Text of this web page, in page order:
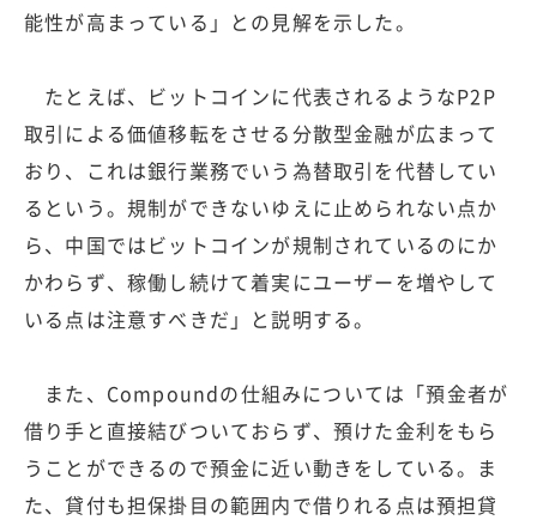
能性が高まっている」との見解を示した。
たとえば、ビットコインに代表されるようなP2P
取引による価値移転をさせる分散型金融が広まって
おり、これは銀行業務でいう為替取引を代替してい
るという。規制ができないゆえに止められない点か
ら、中国ではビットコインが規制されているのにか
かわらず、稼働し続けて着実にユーザーを増やして
いる点は注意すべきだ」と説明する。
また、Compoundの仕組みについては「預金者が
借り手と直接結びついておらず、預けた金利をもら
うことができるので預金に近い動きをしている。ま
た、貸付も担保掛目の範囲内で借りれる点は預担貸